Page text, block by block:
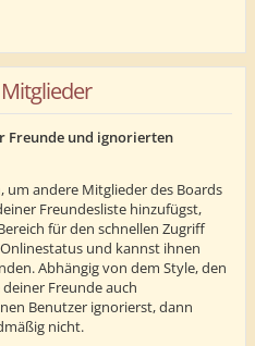
Freunde und ignorierten
um andere Mitglieder des Boards
Freundesliste hinzufügst,
für den schnellen Zugriff
und kannst ihnen
Abhängig von dem Style, den
Freunde auch
Benutzer ignorierst, dann
nicht.